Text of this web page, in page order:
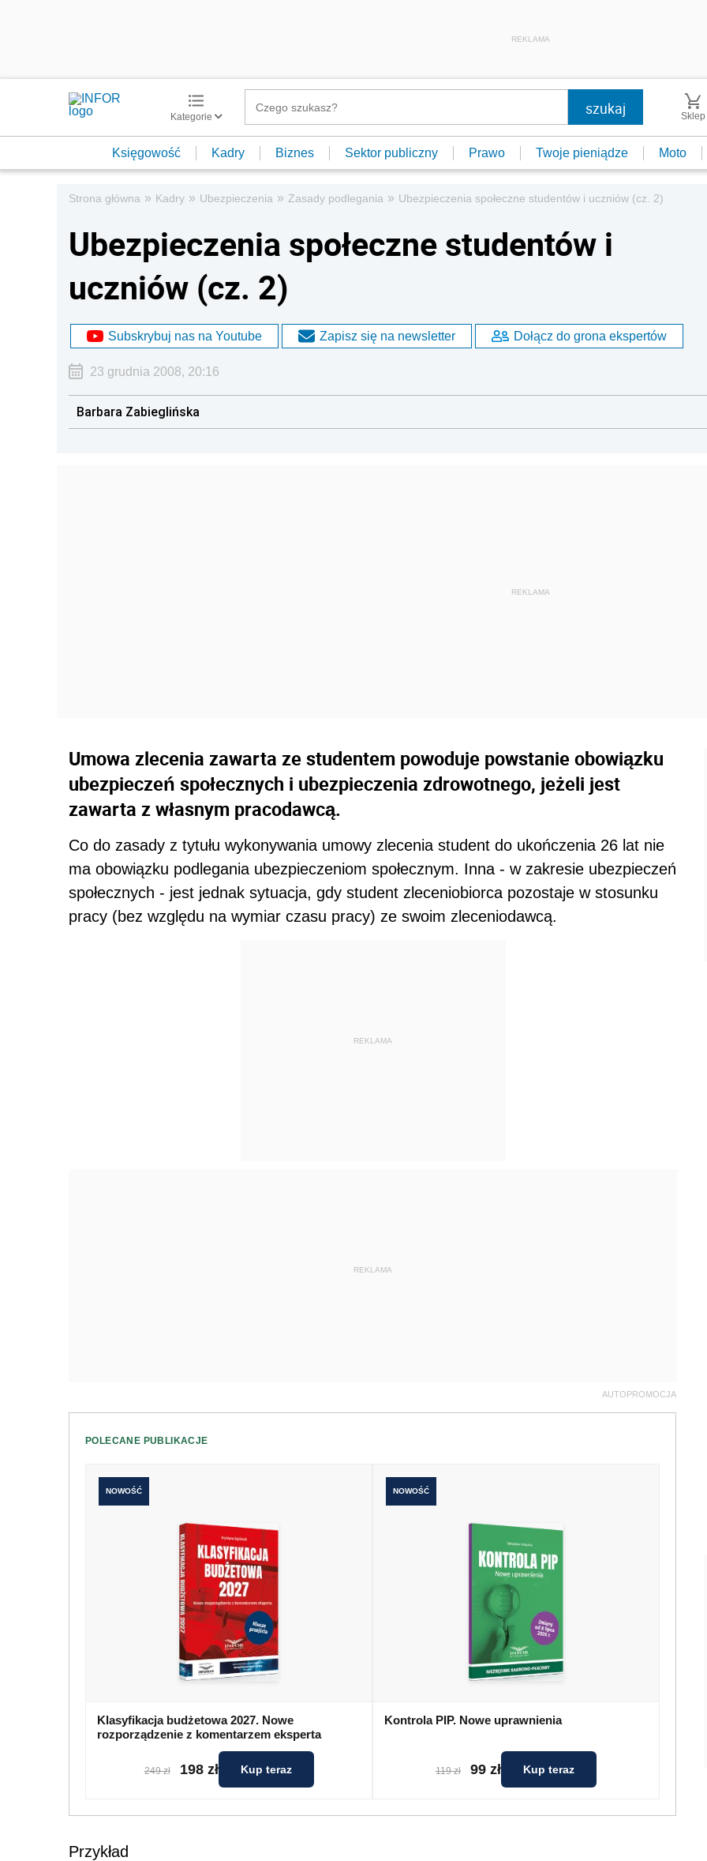
REKLAMA
Kategorie Sklep
Księgowość Kadry Biznes Sektor publiczny Prawo Twoje pieniądze Moto
Strona główna » Kadry » Ubezpieczenia » Zasady podlegania » Ubezpieczenia społeczne studentów i uczniów (cz. 2)
Ubezpieczenia społeczne studentów i
uczniów (cz. 2)
Subskrybuj nas na Youtube Zapisz się na newsletter Dołącz do grona ekspertów
23 grudnia 2008, 20:16
Barbara Zabieglińska
Umowa zlecenia zawarta ze studentem powoduje powstanie obowiązku
ubezpieczeń społecznych i ubezpieczenia zdrowotnego, jeżeli jest
zawarta z własnym pracodawcą.
Co do zasady z tytułu wykonywania umowy zlecenia student do ukończenia 26 lat nie
ma obowiązku podlegania ubezpieczeniom społecznym. Inna - w zakresie ubezpieczeń
społecznych - jest jednak sytuacja, gdy student zleceniobiorca pozostaje w stosunku
pracy (bez względu na wymiar czasu pracy) ze swoim zleceniodawcą.
REKLAMA
REKLAMA
AUTOPROMOCJA
POLECANE PUBLIKACJE
NOWOŚĆ
Klasyfikacja budżetowa 2027. Nowe
rozporządzenie z komentarzem eksperta
249 zł 198 zł Kup teraz
NOWOŚĆ
Kontrola PIP. Nowe uprawnienia
119 zł 99 zł Kup teraz
Przykład